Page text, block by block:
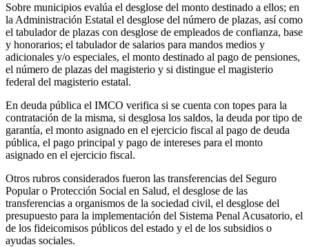
Sobre municipios evalúa el desglose del monto destinado a ellos; en
la Administración Estatal el desglose del número de plazas, así como
el tabulador de plazas con desglose de empleados de confianza, base
y honorarios; el tabulador de salarios para mandos medios y
adicionales y/o especiales, el monto destinado al pago de pensiones,
el número de plazas del magisterio y si distingue el magisterio
federal del magisterio estatal.
En deuda pública el IMCO verifica si se cuenta con topes para la
contratación de la misma, si desglosa los saldos, la deuda por tipo de
garantía, el monto asignado en el ejercicio fiscal al pago de deuda
pública, el pago principal y pago de intereses para el monto
asignado en el ejercicio fiscal.
Otros rubros considerados fueron las transferencias del Seguro
Popular o Protección Social en Salud, el desglose de las
transferencias a organismos de la sociedad civil, el desglose del
presupuesto para la implementación del Sistema Penal Acusatorio, el
de los fideicomisos públicos del estado y el de los subsidios o
ayudas sociales.